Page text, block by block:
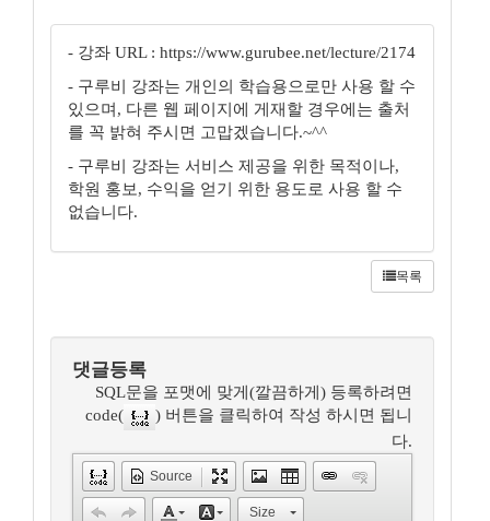
- 강좌 URL : https://www.gurubee.net/lecture/2174
- 구루비 강좌는 개인의 학습용으로만 사용 할 수
있으며, 다른 웹 페이지에 게재할 경우에는 출처
를 꼭 밝혀 주시면 고맙겠습니다.~^^
- 구루비 강좌는 서비스 제공을 위한 목적이나,
학원 홍보, 수익을 얻기 위한 용도로 사용 할 수
없습니다.
목록
댓글등록
SQL문을 포맷에 맞게(깔끔하게) 등록하려면
code(
) 버튼을 클릭하여 작성 하시면 됩니
다.
Source
Size